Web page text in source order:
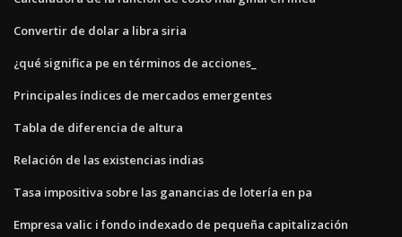
Convertir de dolar a libra siria
¿qué significa pe en términos de acciones_
Principales índices de mercados emergentes
Tabla de diferencia de altura
Relación de las existencias indias
Tasa impositiva sobre las ganancias de lotería en pa
Empresa valic i fondo indexado de pequeña capitalización